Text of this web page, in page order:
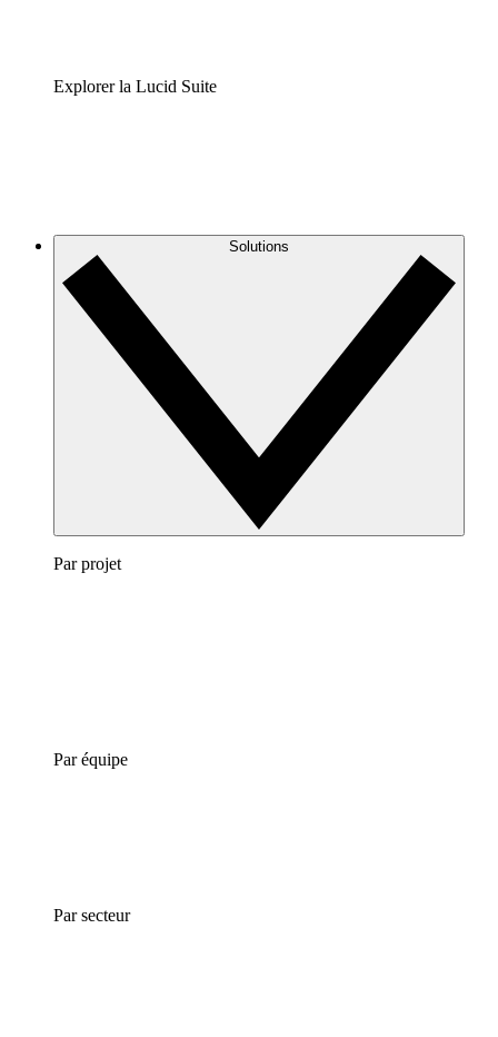
Explorer la Lucid Suite
Solutions
Par projet
Par équipe
Par secteur